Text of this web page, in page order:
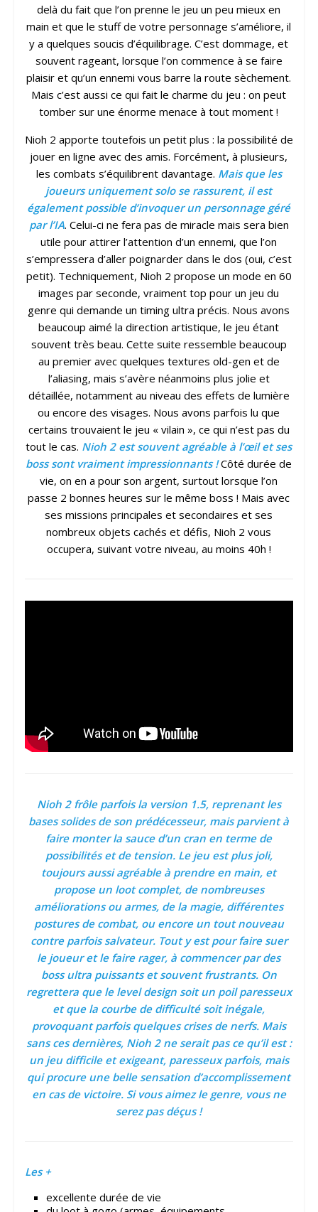
delà du fait que l’on prenne le jeu un peu mieux en
main et que le stuff de votre personnage s’améliore, il
y a quelques soucis d’équilibrage. C’est dommage, et
souvent rageant, lorsque l’on commence à se faire
plaisir et qu’un ennemi vous barre la route sèchement.
Mais c’est aussi ce qui fait le charme du jeu : on peut
tomber sur une énorme menace à tout moment !
Nioh 2 apporte toutefois un petit plus : la possibilité de
jouer en ligne avec des amis. Forcément, à plusieurs,
les combats s’équilibrent davantage. Mais que les
joueurs uniquement solo se rassurent, il est
également possible d’invoquer un personnage géré
par l’IA. Celui-ci ne fera pas de miracle mais sera bien
utile pour attirer l’attention d’un ennemi, que l’on
s’empressera d’aller poignarder dans le dos (oui, c’est
petit). Techniquement, Nioh 2 propose un mode en 60
images par seconde, vraiment top pour un jeu du
genre qui demande un timing ultra précis. Nous avons
beaucoup aimé la direction artistique, le jeu étant
souvent très beau. Cette suite ressemble beaucoup
au premier avec quelques textures old-gen et de
l’aliasing, mais s’avère néanmoins plus jolie et
détaillée, notamment au niveau des effets de lumière
ou encore des visages. Nous avons parfois lu que
certains trouvaient le jeu « vilain », ce qui n’est pas du
tout le cas. Nioh 2 est souvent agréable à l’œil et ses
boss sont vraiment impressionnants !Côté durée de
vie, on en a pour son argent, surtout lorsque l’on
passe 2 bonnes heures sur le même boss ! Mais avec
ses missions principales et secondaires et ses
nombreux objets cachés et défis, Nioh 2 vous
occupera, suivant votre niveau, au moins 40h !
Nioh 2 frôle parfois la version 1.5, reprenant les
bases solides de son prédécesseur, mais parvient à
faire monter la sauce d’un cran en terme de
possibilités et de tension. Le jeu est plus joli,
toujours aussi agréable à prendre en main, et
propose un loot complet, de nombreuses
améliorations ou armes, de la magie, différentes
postures de combat, ou encore un tout nouveau
contre parfois salvateur. Tout y est pour faire suer
le joueur et le faire rager, à commencer par des
boss ultra puissants et souvent frustrants. On
regrettera que le level design soit un poil paresseux
et que la courbe de difficulté soit inégale,
provoquant parfois quelques crises de nerfs. Mais
sans ces dernières, Nioh 2 ne serait pas ce qu’il est :
un jeu difficile et exigeant, paresseux parfois, mais
qui procure une belle sensation d’accomplissement
en cas de victoire. Si vous aimez le genre, vous ne
serez pas déçus !
Les +
excellente durée de vie